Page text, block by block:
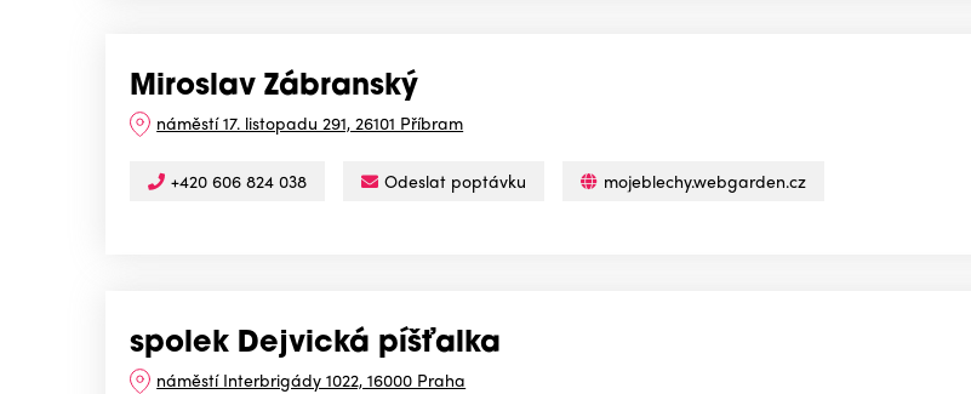
Miroslav Zábranský
náměstí 17. listopadu 291, 26101 Příbram
+420 606 824 038 Odeslat poptávku mojeblechy.webgarden.cz
spolek Dejvická píšťalka
náměstí Interbrigády 1022, 16000 Praha